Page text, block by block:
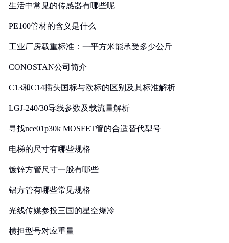
生活中常见的传感器有哪些呢
PE100管材的含义是什么
工业厂房载重标准：一平方米能承受多少公斤
CONOSTAN公司简介
C13和C14插头国标与欧标的区别及其标准解析
LGJ-240/30导线参数及载流量解析
寻找nce01p30k MOSFET管的合适替代型号
电梯的尺寸有哪些规格
镀锌方管尺寸一般有哪些
铝方管有哪些常见规格
光线传媒参投三国的星空爆冷
横担型号对应重量